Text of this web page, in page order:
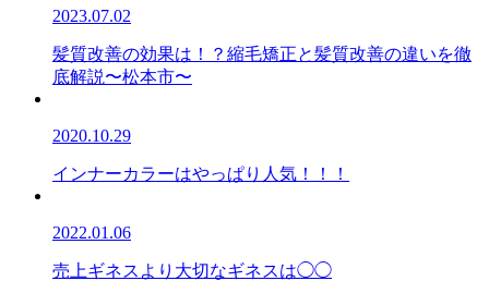
2023.07.02
髪質改善の効果は！？縮毛矯正と髪質改善の違いを徹
底解説〜松本市〜
2020.10.29
インナーカラーはやっぱり人気！！！
2022.01.06
売上ギネスより大切なギネスは◯◯